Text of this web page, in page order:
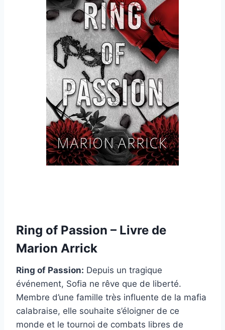
Ring of Passion – Livre de
Marion Arrick
Ring of Passion: Depuis un tragique
événement, Sofia ne rêve que de liberté.
Membre d’une famille très influente de la mafia
calabraise, elle souhaite s’éloigner de ce
monde et le tournoi de combats libres de